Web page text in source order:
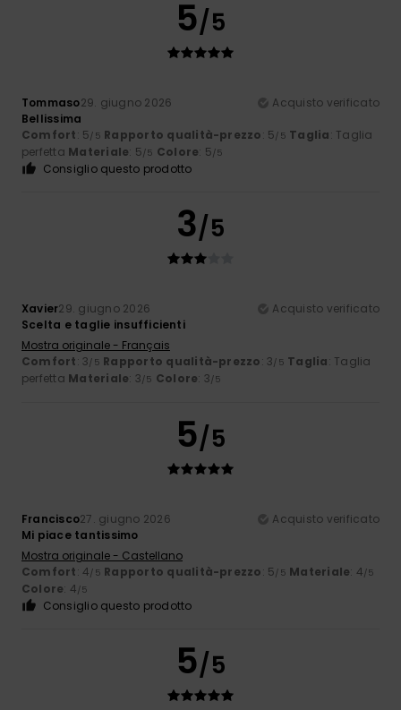
5/5
Tommaso29. giugno 2026
Acquisto verificato
Bellissima
Comfort: 5/5 Rapporto qualità-prezzo: 5/5 Taglia: Taglia
perfetta Materiale: 5/5 Colore: 5/5
Consiglio questo prodotto
3/5
Xavier29. giugno 2026
Acquisto verificato
Scelta e taglie insufficienti
Mostra originale - Français
Comfort: 3/5 Rapporto qualità-prezzo: 3/5 Taglia: Taglia
perfetta Materiale: 3/5 Colore: 3/5
5/5
Francisco27. giugno 2026
Acquisto verificato
Mi piace tantissimo
Mostra originale - Castellano
Comfort: 4/5 Rapporto qualità-prezzo: 5/5 Materiale: 4/5
Colore: 4/5
Consiglio questo prodotto
5/5